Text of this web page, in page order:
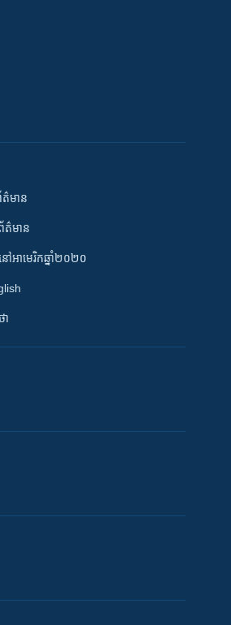
ត៌មាន
ត៌មាន
ៅអាមេរិកឆ្នាំ២០២០